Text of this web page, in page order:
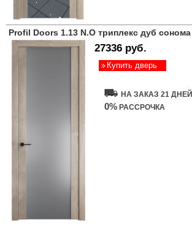
Profil Doors 1.13 N.O триплекс дуб сонома
27336 руб.
Купить дверь
НА ЗАКАЗ 21 ДНЕЙ
0% РАССРОЧКА